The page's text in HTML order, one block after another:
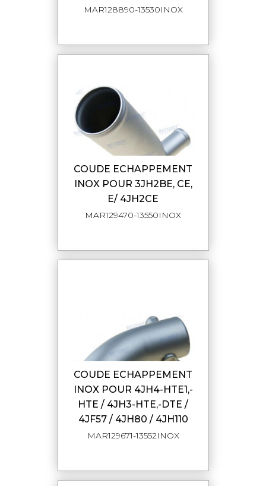
MAR128890-13530INOX
COUDE ECHAPPEMENT
INOX POUR 3JH2BE, CE,
E/ 4JH2CE
MAR129470-13550INOX
COUDE ECHAPPEMENT
INOX POUR 4JH4-HTE1,-
HTE / 4JH3-HTE,-DTE /
4JF57 / 4JH80 / 4JH110
MAR129671-13552INOX